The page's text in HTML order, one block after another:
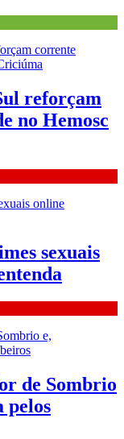
reforçam
no Hemosc
sexuais
de Sombrio
pelos